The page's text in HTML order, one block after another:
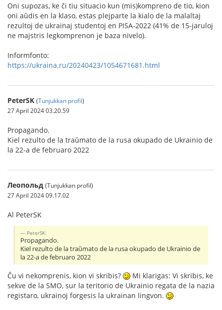
Oni supozas, ke ĉi tiu situacio kun (mis)kompreno de tio, kion
oni aŭdis en la klaso, estas plejparte la kialo de la malaltaj
rezultoj de ukrainaj studentoj en PISA-2022 (41% de 15-jaruloj
ne majstris legkomprenon je baza nivelo).
Informfonto:
https://ukraina.ru/20240423/1054671681.html
PeterSK (Tunjukkan profil)
27 April 2024 03.20.59
Propagando.
Kiel rezulto de la traŭmato de la rusa okupado de Ukrainio de
la 22-a de februaro 2022
Леопольд (Tunjukkan profil)
27 April 2024 09.17.02
Al PeterSK
PeterSK:
Propagando.
Kiel rezulto de la traŭmato de la rusa okupado de Ukrainio de
la 22-a de februaro 2022
Ĉu vi nekomprenis, kion vi skribis?
Mi klarigas: Vi skribis, ke
sekve de la SMO, sur la teritorio de Ukrainio regata de la nazia
registaro, ukrainoj forgesis la ukrainan lingvon.